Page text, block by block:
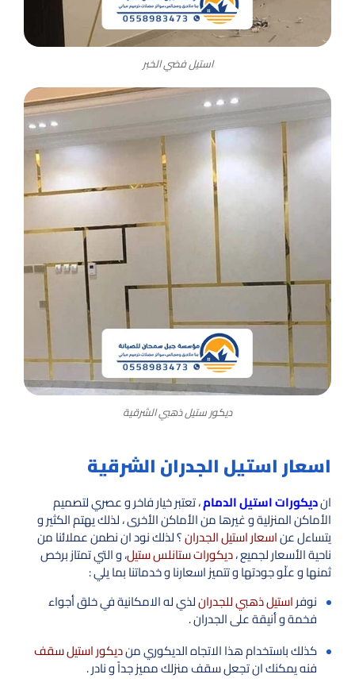
استيل فضي الخبر
ديكور ستيل ذهبي الشرقية
اسعار استيل الجدران الشرقية
انديكورات استيل الدمام، تعتبر خيار فاخر و عصري لتصميم
الأماكن المنزلية و غيرها من الأماكن الأخرى ، لذلك يهتم الكثير و
يتساءل عناسعار استيل الجدران؟ لذلك نود ان نطمن عملائنا من
ناحية الأسعار لجميع ،ديكورات ستانلس ستيل، و التي تمتاز برخص
ثمنها و علّو جودتها و تتميز اسعارنا و خدماتنا بما يلي :
نوفراستيل ذهبي للجدرانلذي له الامكانية في خلق أجواء
فخمة و أنيقة على الجدران .
كذلك باستخدام هذا الاتجاه الديكوري منديكور استيل سقف
فنه يمكنك ان تجعل سقف منزلك مميز جداً و نادر .